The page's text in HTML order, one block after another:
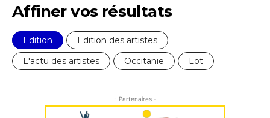
Affiner vos résultats
Edition
Edition des artistes
L'actu des artistes
Occitanie Lot
- Partenaires -